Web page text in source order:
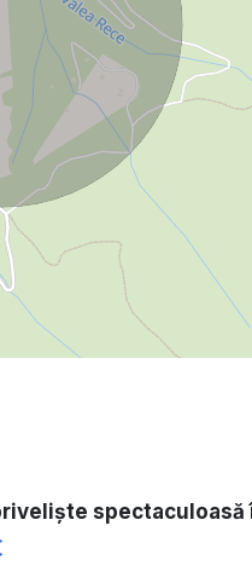
spectaculoasă